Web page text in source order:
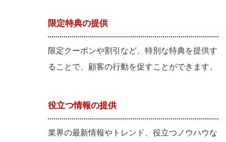
限定特典の提供
限定クーポンや割引など、特別な特典を提供す
ることで、顧客の行動を促すことができます。
役立つ情報の提供
業界の最新情報やトレンド、役立つノウハウな